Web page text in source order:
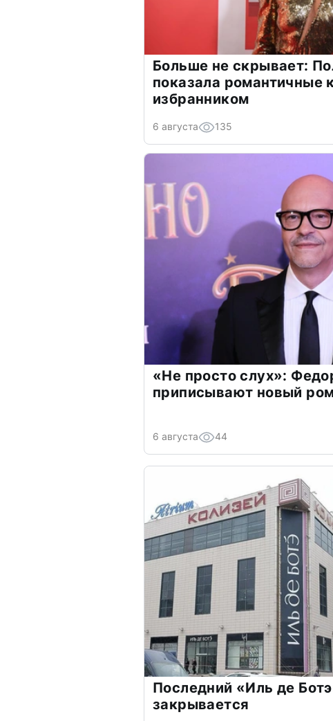
Больше не скрывает:
показала романтичные
избранником
6 августа 135
«Не просто слух»:
приписывают новый
6 августа 44
Последний «Иль де
закрывается